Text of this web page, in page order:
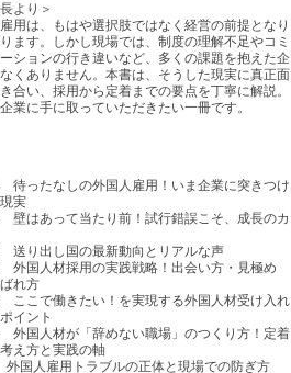
より＞
用は、もはや選択肢ではなく経営の前提となり
ます。しかし現場では、制度の理解不足やコミ
ションの行き違いなど、多くの課題を抱えた企
くありません。本書は、そうした現実に真正面
合い、採用から定着までの要点を丁寧に解説。
業に手に取っていただきたい一冊です。
待ったなしの外国人雇用！いま企業に突きつけ
実
壁はあって当たり前！試行錯誤こそ、成長のカ
送り出し国の最新動向とリアルな声
外国人材採用の実践戦略！出会い方・見極め
れ方
ここで働きたい！を実現する外国人材受け入れ
イント
外国人材が「辞めない職場」のつくり方！定着
え方と実践の軸
国人雇用トラブルの正体と現場での防ぎ方